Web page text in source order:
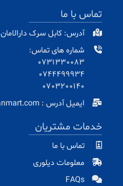
تماس با ما
آدرس: کابل سرک دارالامان
شماره های تماس:
0731330083
0744499934
0703200140
ایمیل آدرس : info@baranmart.com
خدمات مشتریان
تماس با ما
معلومات دیلوری
FAQs